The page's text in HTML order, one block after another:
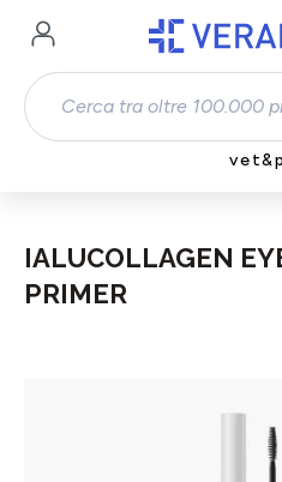
Passa al contenuto principale
IALUCOLLAGEN
PRIMER